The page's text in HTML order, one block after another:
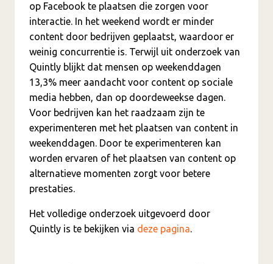
op Facebook te plaatsen die zorgen voor
interactie. In het weekend wordt er minder
content door bedrijven geplaatst, waardoor er
weinig concurrentie is. Terwijl uit onderzoek van
Quintly blijkt dat mensen op weekenddagen
13,3% meer aandacht voor content op sociale
media hebben, dan op doordeweekse dagen.
Voor bedrijven kan het raadzaam zijn te
experimenteren met het plaatsen van content in
weekenddagen. Door te experimenteren kan
worden ervaren of het plaatsen van content op
alternatieve momenten zorgt voor betere
prestaties.
Het volledige onderzoek uitgevoerd door
Quintly is te bekijken via deze pagina.